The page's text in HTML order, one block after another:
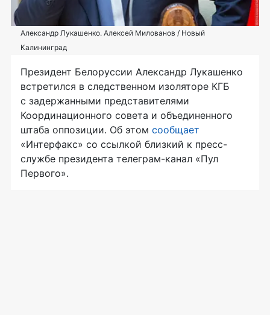
Александр Лукашенко. Алексей Милованов / Новый
Калининград
Президент Белоруссии Александр Лукашенко
встретился в следственном изоляторе КГБ
с задержанными представителями
Координационного совета и объединенного
штаба оппозиции. Об этом сообщает
«Интерфакс» со ссылкой близкий к пресс-
службе президента телеграм-канал «Пул
Первого».